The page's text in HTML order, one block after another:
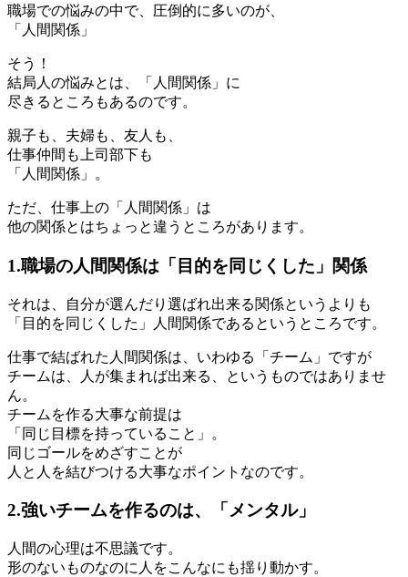
職場での悩みの中で、圧倒的に多いのが、
「人間関係」
そう！
結局人の悩みとは、「人間関係」に
尽きるところもあるのです。
親子も、夫婦も、友人も、
仕事仲間も上司部下も
「人間関係」。
ただ、仕事上の「人間関係」は
他の関係とはちょっと違うところがあります。
1.職場の人間関係は「目的を同じくした」関係
それは、自分が選んだり選ばれ出来る関係というよりも
「目的を同じくした」人間関係であるというところです。
仕事で結ばれた人間関係は、いわゆる「チーム」ですが
チームは、人が集まれば出来る、というものではありませ
ん。
チームを作る大事な前提は
「同じ目標を持っていること」。
同じゴールをめざすことが
人と人を結びつける大事なポイントなのです。
2.強いチームを作るのは、「メンタル」
人間の心理は不思議です。
形のないものなのに人をこんなにも揺り動かす。